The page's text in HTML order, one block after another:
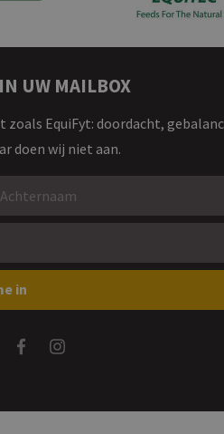
UW MAILBOX
EquiFyt: doordacht,
doen wij niet aan.
*
in
Facebook